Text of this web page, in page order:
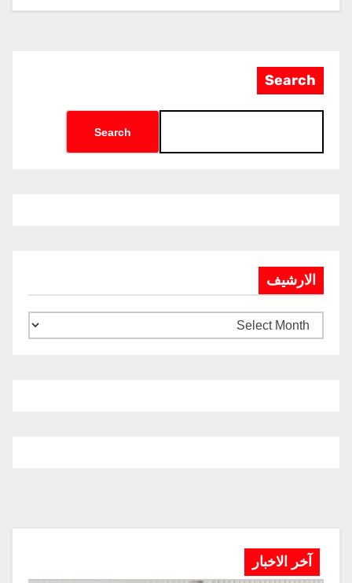
Search
Search
الارشيف
آخر الاخبار